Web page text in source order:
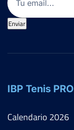
Enviar
IBP Tenis PRO
Calendario 2026